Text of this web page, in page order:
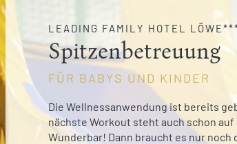
LEADING FAMILY HOTEL
Spitzenbetreuung
FÜR BABYS UND KINDER
Die Wellnessanwendung ist bereits
nächste Workout steht auch schon auf
Wunderbar! Dann braucht es nur noch